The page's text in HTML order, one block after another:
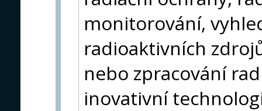
monitorování,
radioaktivních
nebo zpracování
inovativní